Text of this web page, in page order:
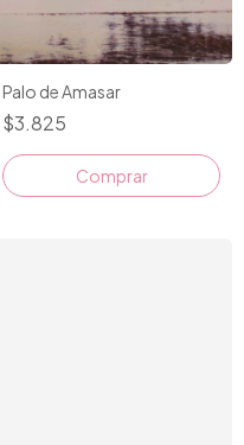
Palo de Amasar
$3.825
Comprar